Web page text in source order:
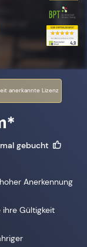
anerkannte Lizenz
gebucht
Anerkennung
ihre Gültigkeit